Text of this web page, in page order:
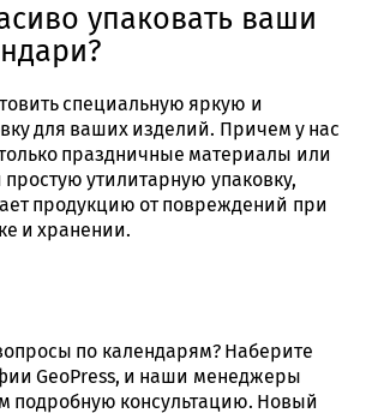
упаковать ваши
специальную яркую и
для ваших изделий. Причем у нас
праздничные материалы или
простую утилитарную упаковку,
продукцию от повреждений при
и хранении.
по календарям? Наберите
GeoPress, и наши менеджеры
подробную консультацию. Новый